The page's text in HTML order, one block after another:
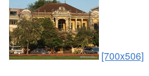
[700x506]